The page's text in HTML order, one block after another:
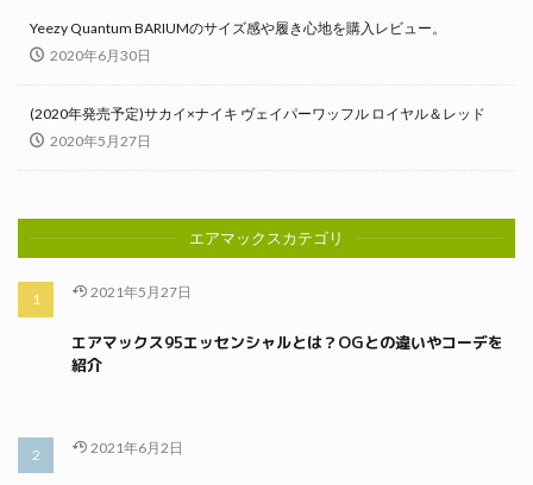
Yeezy Quantum BARIUMのサイズ感や履き心地を購入レビュー。
2020年6月30日
(2020年発売予定)サカイ×ナイキ ヴェイパーワッフル ロイヤル＆レッド
2020年5月27日
エアマックスカテゴリ
2021年5月27日
エアマックス95エッセンシャルとは？OGとの違いやコーデを
紹介
2021年6月2日